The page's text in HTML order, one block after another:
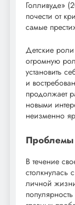
Голливуде»
почести от
самые
Детские
огромную
установить
и
продолжает
новыми
неизменно
В течение
столкнулась
личной